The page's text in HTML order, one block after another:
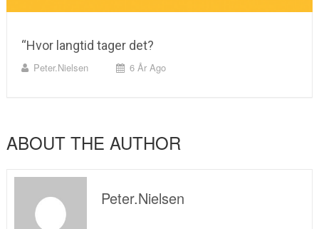
“Hvor langtid tager det?
Peter.nielsen 6 År Ago
ABOUT THE AUTHOR
Peter.nielsen